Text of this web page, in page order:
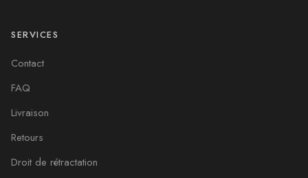
SERVICES
Contact
FAQ
Livraison
Retours
Droit de rétractation